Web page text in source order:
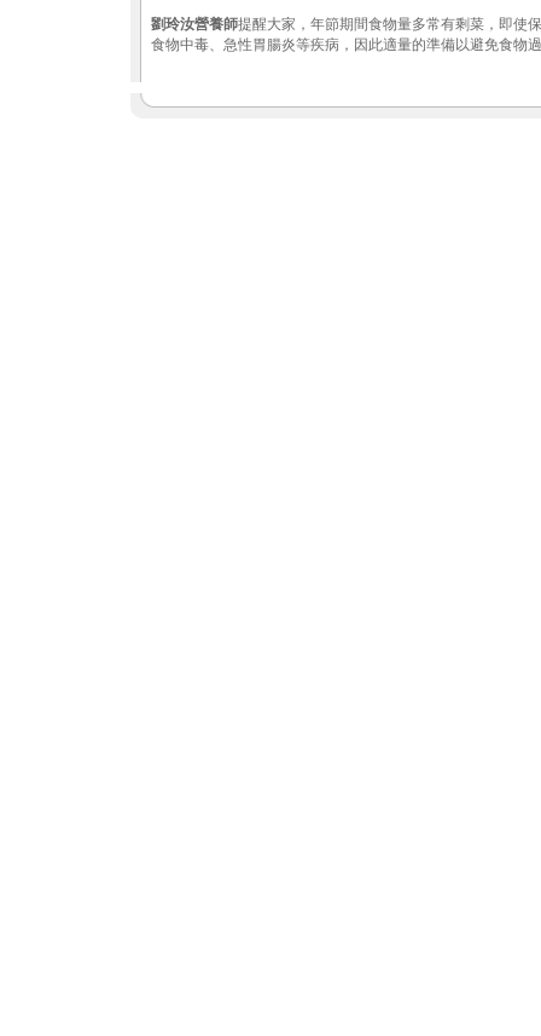
劉玲汝營養師提醒大家，年節期間食物量多常有剩菜，即使
食物中毒、急性胃腸炎等疾病，因此適量的準備以避免食物